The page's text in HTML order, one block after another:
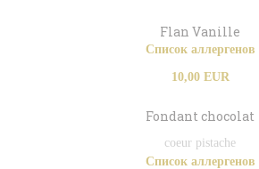
Flan Vanille
Список аллергенов
10,00 EUR
Fondant chocolat
coeur pistache
Список аллергенов